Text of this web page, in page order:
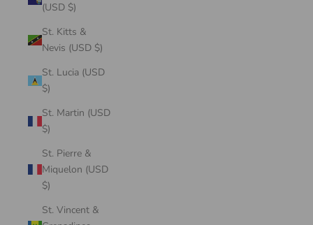
(USD $)
St. Kitts &
Nevis (USD $)
St. Lucia (USD
$)
St. Martin (USD
$)
St. Pierre &
Miquelon (USD
$)
St. Vincent &